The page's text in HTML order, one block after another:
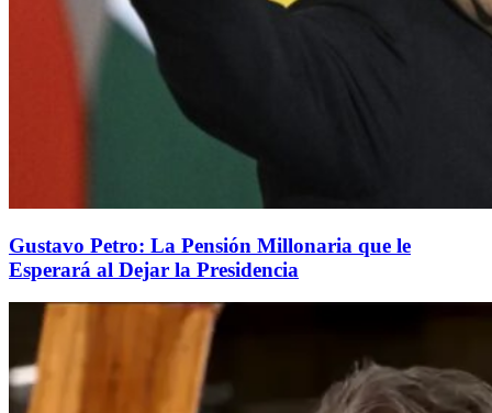
Gustavo Petro: La Pensión Millonaria que le
Esperará al Dejar la Presidencia